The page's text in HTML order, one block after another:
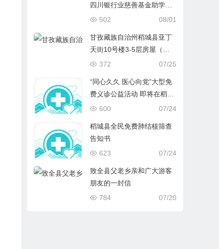
四川银行业慈善基金助学项
目开始报名啦！
08/01
502
甘孜藏族自治州稻城县亚丁
天街10号楼3-5层房屋（原
速8酒店）拍卖、变卖
07/25
372
“同心久久 医心向党”大型免
费义诊公益活动 即将在稻城
开启
07/24
600
稻城县全民免费肺结核筛查
告知书
07/24
623
致全县父老乡亲和广大游客
朋友的一封信
07/20
784